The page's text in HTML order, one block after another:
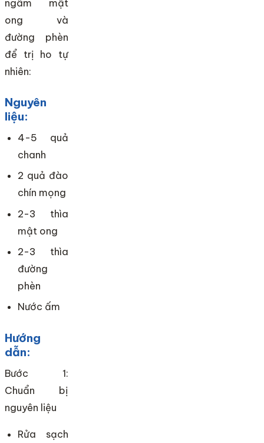
ngâm mật
ong và
đường phèn
để trị ho tự
nhiên:
Nguyên
liệu:
4-5 quả
chanh
2 quả đào
chín mọng
2-3 thìa
mật ong
2-3 thìa
đường
phèn
Nước ấm
Hướng
dẫn:
Bước 1:
Chuẩn bị
nguyên liệu
Rửa sạch